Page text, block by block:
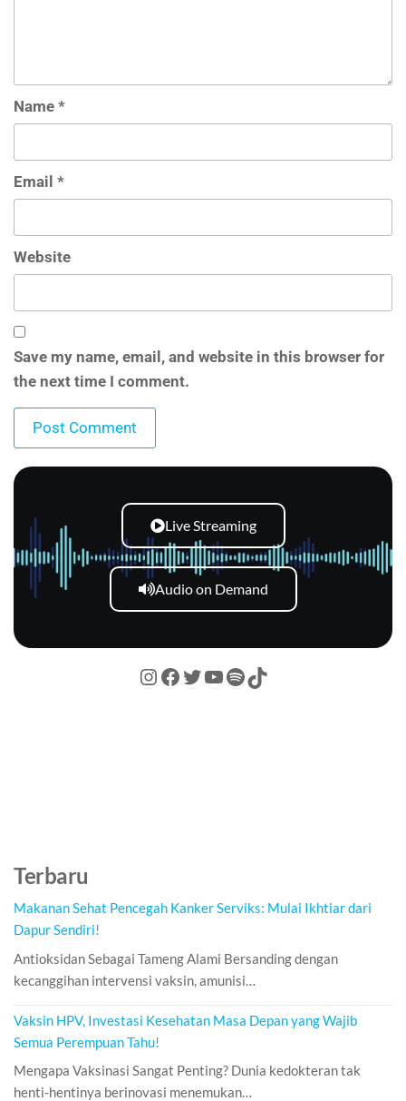
Name *
Email *
Website
Save my name, email, and website in this browser for
the next time I comment.
Live Streaming
Audio on Demand
Terbaru
Makanan Sehat Pencegah Kanker Serviks: Mulai Ikhtiar dari
Dapur Sendiri!
Antioksidan Sebagai Tameng Alami Bersanding dengan
kecanggihan intervensi vaksin, amunisi…
Vaksin HPV, Investasi Kesehatan Masa Depan yang Wajib
Semua Perempuan Tahu!
Mengapa Vaksinasi Sangat Penting? Dunia kedokteran tak
henti-hentinya berinovasi menemukan…